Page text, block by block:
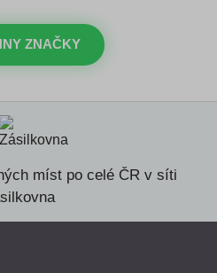
ZNAČKY
míst po celé ČR v síti